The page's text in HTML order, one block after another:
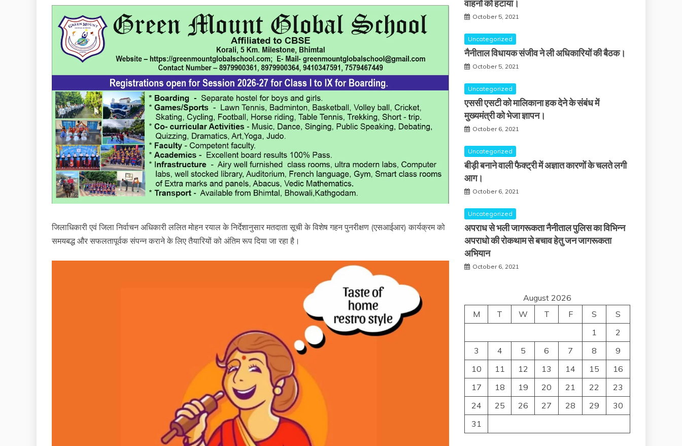
जिलाधिकारी एवं जिला निर्वाचन अधिकारी ललित मोहन रयाल के निर्देशानुसार मतदाता सूची के विशेष गहन पुनरीक्षण (एसआईआर) कार्यक्रम को
समयबद्ध और सफलतापूर्वक संपन्न कराने के लिए तैयारियों को अंतिम रूप दिया जा रहा है।
वाहनों को हटाया।
October 5, 2021
Uncategorized
नैनीताल विधायक संजीव ने ली अधिकारियों की बैठक।
October 5, 2021
Uncategorized
एससी एसटी को मालिकाना हक देने के संबंध में
मुख्यमंत्री को भेजा ज्ञापन।
October 6, 2021
Uncategorized
बीड़ी बनाने वाली फैक्ट्री में अज्ञात कारणों के चलते लगी
आग।
October 6, 2021
Uncategorized
अपराध से भली जागरूकता नैनीताल पुलिस का विभिन्न
अपराधो की रोकथाम से बचाव हेतु जन जागरूकता
अभियान
October 6, 2021
August 2026
M
T W T F S
S
1
2
3
4 5 6 7 8
9
10
11 12 13 14 15
16
17
18 19 20 21 22
23
24
25 26 27 28 29
30
31